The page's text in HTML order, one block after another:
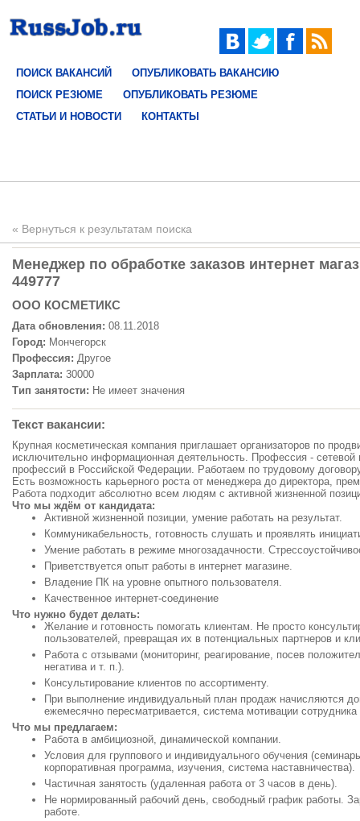
ПОИСК ВАКАНСИЙ
ОПУБЛИКОВАТЬ ВАКАНСИЮ
ПОИСК РЕЗЮМЕ
ОПУБЛИКОВАТЬ РЕЗЮМЕ
СТАТЬИ И НОВОСТИ
КОНТАКТЫ
« Вернуться к результатам поиска
Менеджер по обработке заказов интернет
449777
ООО КОСМЕТИКС
Дата обновления: 08.11.2018
Город: Мончегорск
Профессия: Другое
Зарплата: 30000
Тип занятости: Не имеет значения
Текст вакансии:
Крупная косметическая компания приглашает организаторов по
исключительно информационная деятельность. Профессия -
профессий в Российской Федерации. Работаем по трудовому
Есть возможность карьерного роста от менеджера до директора,
Работа подходит абсолютно всем людям с активной жизненной
Что мы ждём от кандидата:
Активной жизненной позиции, умение работать на результат.
Коммуникабельность, готовность слушать и проявлять
Умение работать в режиме многозадачности.
Приветствуется опыт работы в интернет магазине.
Владение ПК на уровне опытного пользователя.
Качественное интернет-соединение
Что нужно будет делать:
Желание и готовность помогать клиентам. Не просто
пользователей, превращая их в потенциальных партнеров и
Работа с отзывами (мониторинг, реагирование, посев
негатива и т. п.).
Консультирование клиентов по ассортименту.
При выполнение индивидуальный план продаж начисляются
ежемесячно пересматривается, система мотивации сотрудника
Что мы предлагаем:
Работа в амбициозной, динамической компании.
Условия для группового и индивидуального обучения
корпоративная программа, изучения, система наставничества).
Частичная занятость (удаленная работа от 3 часов в день).
Не нормированный рабочий день, свободный график работы.
работе.